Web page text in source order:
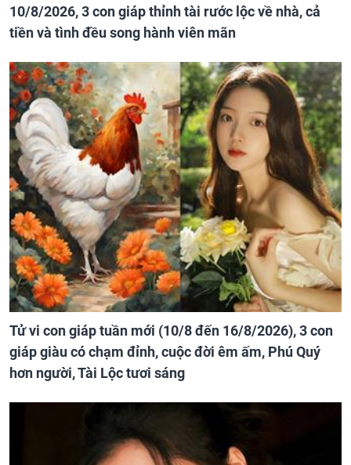
10/8/2026, 3 con giáp thỉnh tài rước lộc về nhà, cả
tiền và tình đều song hành viên mãn
Tử vi con giáp tuần mới (10/8 đến 16/8/2026), 3 con
giáp giàu có chạm đỉnh, cuộc đời êm ấm, Phú Quý
hơn người, Tài Lộc tươi sáng